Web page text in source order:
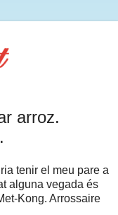
arroz.
tenir el meu pare a
alguna vegada és
Kong. Arrossaire